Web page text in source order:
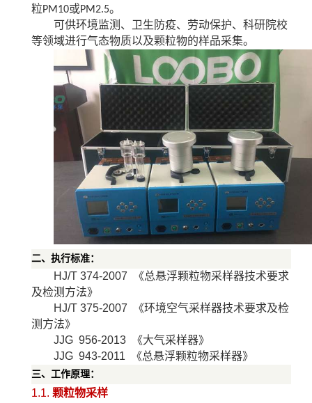
粒PM10或PM2.5。
可供环境监测、卫生防疫、劳动保护、科研院校
等领域进行气态物质以及颗粒物的样品采集。
二、执行标准：
HJ/T 374-2007
《总悬浮颗粒物采样器技术要求
及检测方法》
HJ/T 375-2007
《环境空气采样器技术要求及检
测方法》
JJG 956-2013
《大气采样器》
JJG 943-2011
《总悬浮颗粒物采样器》
三、工作原理：
1.1. 颗粒物采样